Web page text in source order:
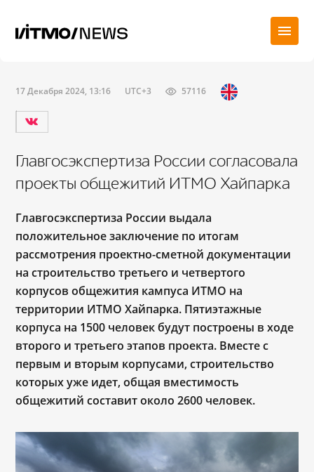
17 Декабря 2024, 13:16 UTC+3 57116
Главгосэкспертиза России согласовала
проекты общежитий ИТМО Хайпарка
Главгосэкспертиза России выдала
положительное заключение по итогам
рассмотрения проектно-сметной документации
на строительство третьего и четвертого
корпусов общежития кампуса ИТМО на
территории ИТМО Хайпарка. Пятиэтажные
корпуса на 1500 человек будут построены в ходе
второго и третьего этапов проекта. Вместе с
первым и вторым корпусами, строительство
которых уже идет, общая вместимость
общежитий составит около 2600 человек.